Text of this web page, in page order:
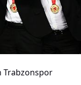
Trabzonspor